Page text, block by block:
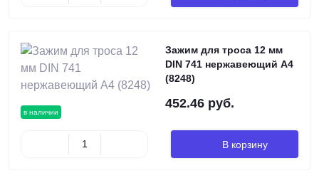
в наличии
Зажим для троса 12 мм
DIN 741 нержавеющий А4
(8248)
452.46 руб.
В корзину